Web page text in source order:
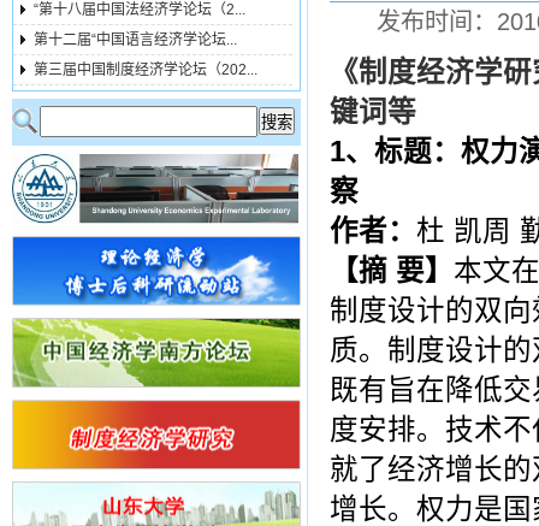
“第十八届中国法经济学论坛（2...
第十二届“中国语言经济学论坛...
第三届中国制度经济学论坛（202...
发布时间：
《制度经济学
键词等
1、标题：权力
察
作者： 杜 凯周
【摘 要】 本文
制度设计的双
质。制度设计
既有旨在降低
度安排。技术
就了经济增长
增长。权力是